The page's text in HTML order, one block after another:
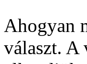
Ahogyan
választ. A